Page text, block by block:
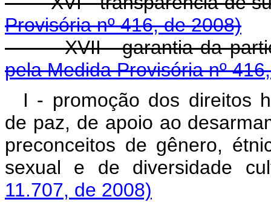
Provisória nº 416, de 2008)
XVII - garantia da
pela Medida Provisória nº
I - promoção dos direitos
de paz, de apoio ao
preconceitos de gênero,
sexual e de diversidade
11.707, de 2008)